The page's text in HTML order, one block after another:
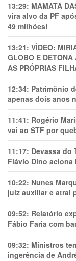
13:29: MAMATA
vira alvo da PF
49 milhões!
13:21: VÍDEO:
GLOBO E
AS PRÓPRIAS
12:34: Patrimônio
apenas dois anos
11:41: Rogério
vai ao STF por
11:17: Devassa do
Flávio Dino aciona
10:22: Nunes
juiz auxiliar e atrai
09:52: Relatório
Fábio Faria com
09:32: Ministros
ingerência de